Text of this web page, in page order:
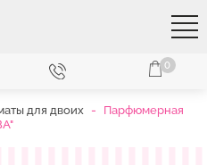
0
для двоих
Парфюмерная